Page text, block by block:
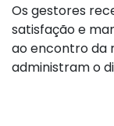
Os gestores
satisfação e
ao encontro da
administram o